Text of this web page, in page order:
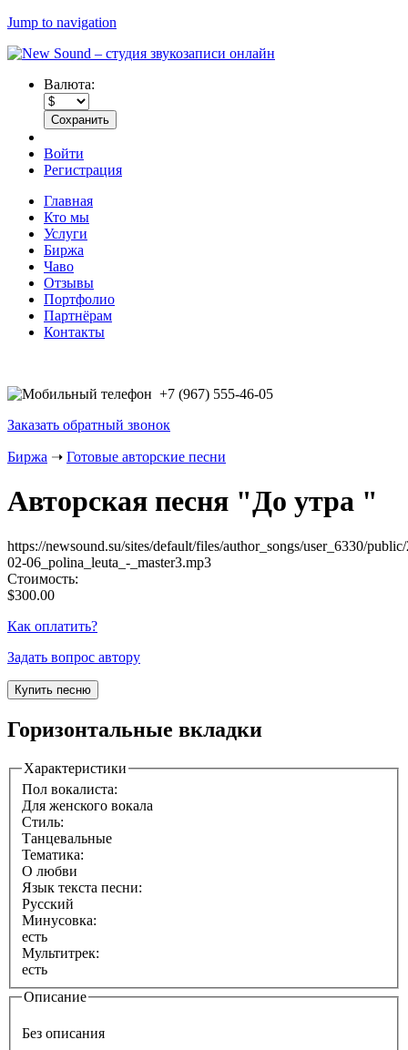
Jump to navigation
Валюта:
Войти
Регистрация
Главная
Кто мы
Услуги
Биржа
Чаво
Отзывы
Портфолио
Партнёрам
Контакты
+7 (967) 555-46-05
Заказать обратный звонок
Биржа ➝ Готовые авторские песни
Авторская песня "До утра "
https://newsound.su/sites/default/files/author_songs/user_6330/
02-06_polina_leuta_-_master3.mp3
Стоимость:
$300.00
Как оплатить?
Задать вопрос автору
Горизонтальные вкладки
Характеристики
Пол вокалиста:
Для женского вокала
Стиль:
Танцевальные
Тематика:
О любви
Язык текста песни:
Русский
Минусовка:
есть
Мультитрек:
есть
Описание
Без описания